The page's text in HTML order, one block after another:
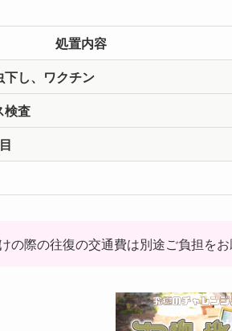
処置内容
下し、ワクチン
検査
の際の往復の交通費は別途ご負担をお